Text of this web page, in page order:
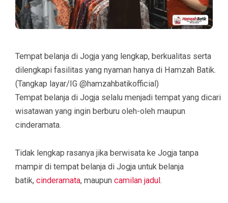
Tempat belanja di Jogja yang lengkap, berkualitas serta
dilengkapi fasilitas yang nyaman hanya di Hamzah Batik.
(Tangkap layar/IG @hamzahbatikofficial)
Tempat belanja di Jogja selalu menjadi tempat yang dicari
wisatawan yang ingin berburu oleh-oleh maupun
cinderamata.
Tidak lengkap rasanya jika berwisata ke Jogja tanpa
mampir di tempat belanja di Jogja untuk belanja
batik, cinderamata, maupun camilan jadul .